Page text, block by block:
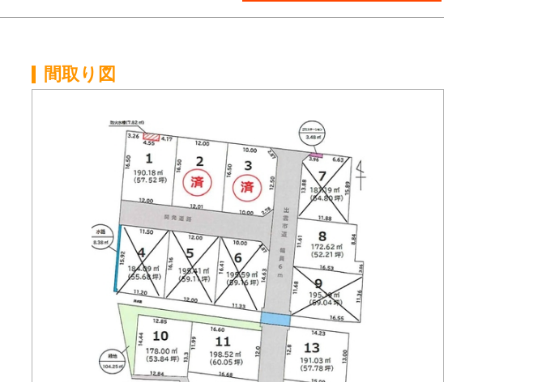
間取り図